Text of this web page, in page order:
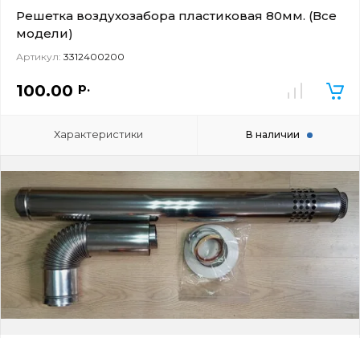
Решетка воздухозабора пластиковая 80мм. (Все
модели)
Артикул: 3312400200
100.00 р.
Характеристики В наличии